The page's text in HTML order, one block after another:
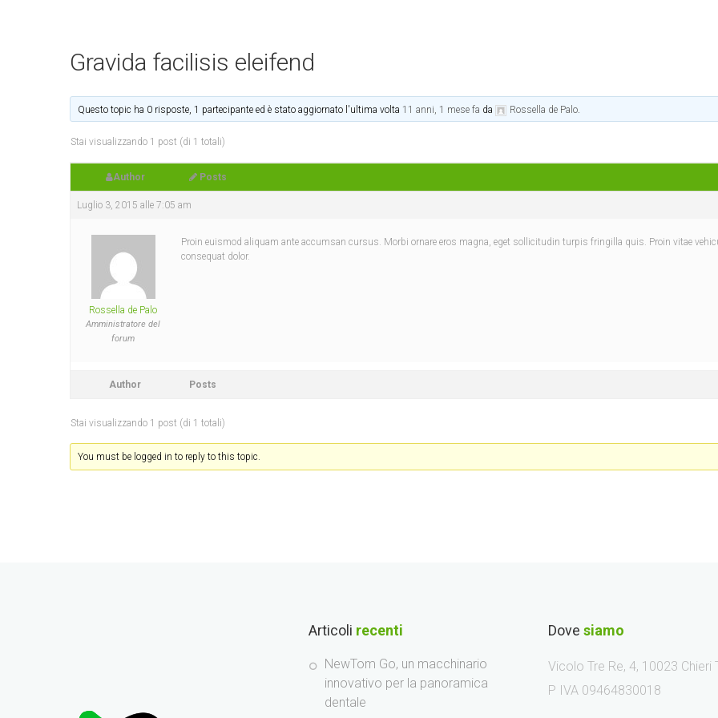
Gravida facilisis eleifend
Questo topic ha 0 risposte, 1 partecipante ed è stato aggiornato l'ultima volta11 anni, 1 mese fa da Rossella de Palo.
Stai visualizzando 1 post (di 1 totali)
Author Posts
Luglio 3, 2015 alle 7:05 am
Rossella de Palo
Amministratore del
forum
Proin euismod aliquam ante accumsan cursus. Morbi ornare eros magna, eget sollicitudin turpis fringilla quis. Proin vitae
consequat dolor.
Author Posts
Stai visualizzando 1 post (di 1 totali)
You must be logged in to reply to this topic.
Articoli recenti
NewTom Go, un macchinario
innovativo per la panoramica
dentale
Dove siamo
Vicolo Tre Re, 4, 10023 Chieri
P IVA 09464830018